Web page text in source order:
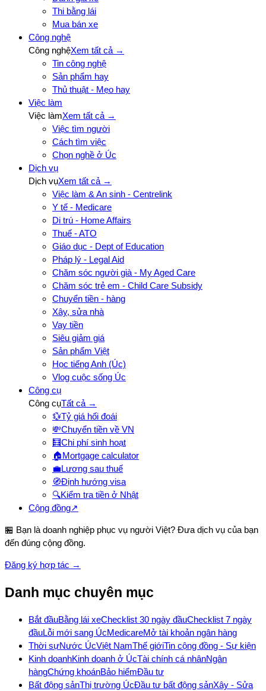
Thi bằng lái
Mua bán xe
Công nghệ
Công nghệXem tất cả →
Tin công nghệ
Sản phẩm hay
Thủ thuật - Mẹo hay
Việc làm
Việc làmXem tất cả →
Việc tìm người
Cách tìm việc
Chọn nghề ở Úc
Dịch vụ
Dịch vụXem tất cả →
Việc làm & An sinh - Centrelink
Y tế - Medicare
Di trú - Home Affairs
Thuế - ATO
Giáo dục - Dept of Education
Pháp lý - Legal Aid
Chăm sóc người già - My Aged Care
Chăm sóc trẻ em - Child Care Subsidy
Chuyển tiền - hàng
Xây, sửa nhà
Vay tiền
Siêu giảm giá
Sản phẩm Việt
Học tiếng Anh (Úc)
Vlog cuộc sống Úc
Công cụ
Công cụTất cả →
💱Tỷ giá hối đoái
💸Chuyển tiền về VN
🧮Chi phí sinh hoạt
🏠Mortgage calculator
💼Lương sau thuế
🧭Định hướng visa
🔍Kiểm tra tiền ở Nhật
Cộng đồng↗
🏪 Bạn là doanh nghiệp phục vụ người Việt? Đưa dịch vụ của bạn
đến đúng cộng đồng.
Đăng ký hợp tác →
Danh mục chuyên mục
Bắt đầuBằng lái xeChecklist 30 ngày đầuChecklist 7 ngày
đầuLỗi mới sang ÚcMedicareMở tài khoản ngân hàng
Thời sựNước ÚcViệt NamThế giớiTin cộng đồng - Sự kiện
Kinh doanhKinh doanh ở ÚcTài chính cá nhânNgân
hàngChứng khoánBảo hiểmĐầu tư
Bất động sảnThị trường ÚcĐầu tư bất động sảnXây - Sửa